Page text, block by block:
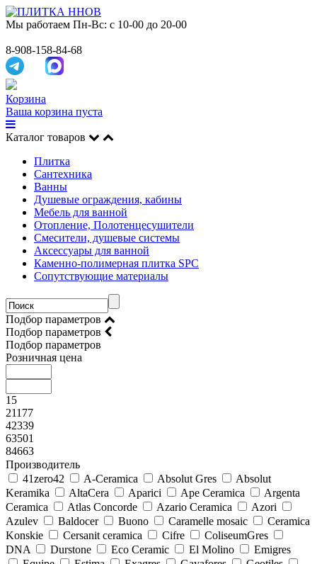
Мы работаем Пн-Вс: с 10-00 до 20-00
8-908-158-84-68
Корзина
Ваша корзина пуста
Каталог товаров
Плитка
Сантехника
Ванны
Душевые ограждения, кабины
Мебель для ванной
Отопление, Полотенцесушители
Смесители, душевые системы
Аксессуары для ванной
Каменно-полимерная плитка SPC
Сопутствующие материалы
Подбор параметров
Подбор параметров
Подбор параметров
Розничная цена
15
21177
42339
63501
84663
Производитель
41zero42
A-Ceramica Absolut Gres
Absolut
Keramika
AltaCera Aparici Ape Ceramica
Argenta
Ceramica
Atlas Concorde Azario Ceramica
Azori
Azulev
Baldocer Buono Caramelle mosaic
Ceramica
Konskie
Cersanit ceramica Cifre
ColiseumGres
DNA
Durstone Eco Ceramic El Molino
Emigres